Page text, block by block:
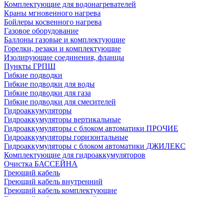
Комплектующие для водонагревателей
Краны мгновенного нагрева
Бойлеры косвенного нагрева
Газовое оборудование
Баллоны газовые и комплектующие
Горелки, резаки и комплектующие
Изолирующие соединения, фланцы
Пункты ГРПШ
Гибкие подводки
Гибкие подводки для воды
Гибкие подводки для газа
Гибкие подводки для смесителей
Гидроаккумуляторы
Гидроаккумуляторы вертикальные
Гидроаккумуляторы с блоком автоматики ПРОЧИЕ
Гидроаккумуляторы горизонтальные
Гидроаккумуляторы с блоком автоматики ДЖИЛЕКС
Комплектующие для гидроаккумуляторов
Очистка БАССЕЙНА
Греющий кабель
Греющий кабель внутренний
Греющий кабель комплектующие